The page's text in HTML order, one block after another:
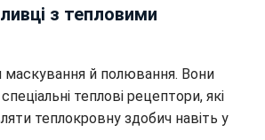
з тепловими
й полювання. Вони
теплові рецептори, які
теплокровну здобич навіть у